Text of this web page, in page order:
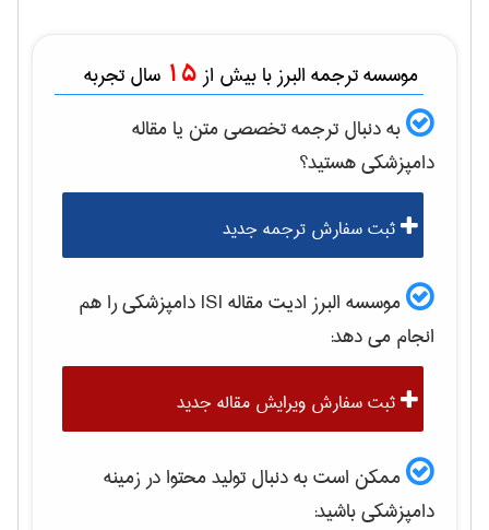
موسسه ترجمه البرز با بیش از 15 سال تجربه
به دنبال ترجمه تخصصی متن یا مقاله
دامپزشكیهستید؟
ثبت سفارش ترجمه جدید
موسسه البرز ادیت مقاله ISI دامپزشكیرا هم
انجام می دهد:
ثبت سفارش ویرایش مقاله جدید
ممکن است به دنبال تولید محتوا در زمینه
دامپزشكیباشید: